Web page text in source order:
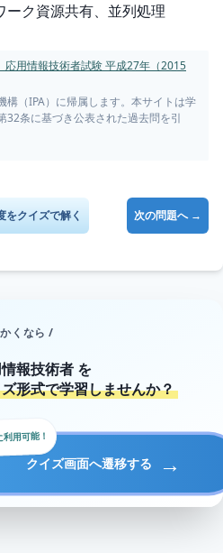
ク資源共有、並列処理
応用情報技術者試験 平成27年（2015
構（IPA）に帰属します。本サイトは学
32条に基づき公表された過去問を引
をクイズで解く 次の問題へ →
くなら /
報技術者 を
形式で学習しませんか？
クイズ画面へ遷移する →
用可能！